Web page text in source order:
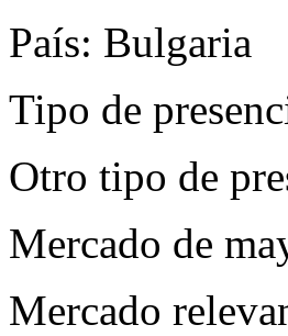
País: Bulgaria
Tipo de
Otro tipo de
Mercado de
Mercado